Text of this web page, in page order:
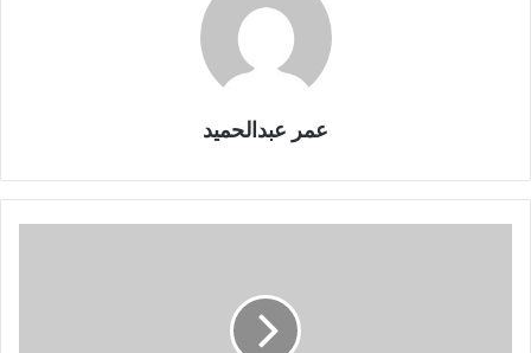
عمر عبدالحميد